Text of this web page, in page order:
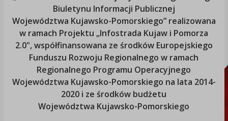
Biuletynu Informacji Publicznej
Województwa Kujawsko-Pomorskiego” realizowana
w ramach Projektu „Infostrada Kujaw i Pomorza
2.0", współfinansowana ze środków Europejskiego
Funduszu Rozwoju Regionalnego w ramach
Regionalnego Programu Operacyjnego
Województwa Kujawsko-Pomorskiego na lata 2014-
2020 i ze środków budżetu
Województwa Kujawsko-Pomorskiego